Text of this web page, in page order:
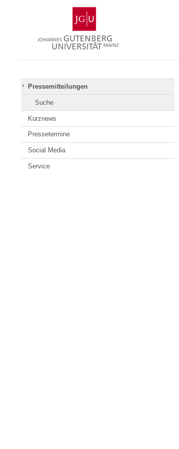
Gutenberg-
Universität
Mainz
Pressemitteilungen
Suche
Kurznews
Pressetermine
Social Media
Service